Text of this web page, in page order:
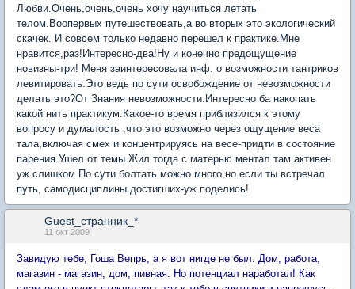
Любви.Очень,очень,очень хочу научиться летать
телом.Воопервых путешествовать,а во вторых это экологический
скачек. И совсем только недавно перешел к практике.Мне
нравится,раз!Интересно-два!Ну и конечно предощущение
новизны-три! Меня заинтересовала инф. о возможности тантриков
левитировать.Это ведь по сути освобождение от невозможности
делать это?От Знания невозможности.Интересно ба накопать
какой нить практикум.Какое-то время приблизился к этому
вопросу и думалость ,что это возможно через ощущение веса
тала,включая смех и концентрируясь на весе-придти в состояние
парения.Ушел от темы.Жил тогда с матерью ментал там активен
уж слишком.По сути болтать можно много,но если ты встречал
путь, самодисциплины достигших-уж поделись!
Guest_странник_*
11 окт 2009
Завидую тебе, Гоша Вепрь, а я вот нигде не был. Дом, работа,
магазин - магазин, дом, пивная. Но потенциал наработал! Как